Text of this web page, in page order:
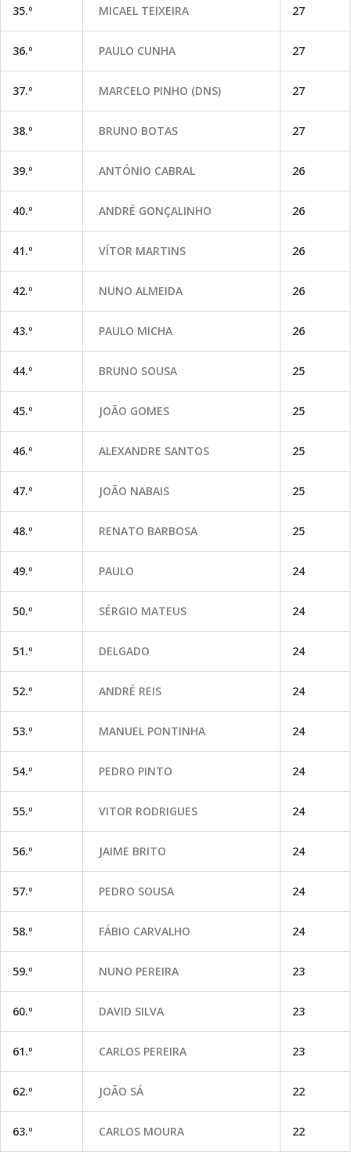
35.º MICAEL TEIXEIRA 27
36.º PAULO CUNHA 27
37.º MARCELO PINHO (DNS) 27
38.º BRUNO BOTAS 27
39.º ANTÓNIO CABRAL 26
40.º ANDRÉ GONÇALINHO 26
41.º VÍTOR MARTINS 26
42.º NUNO ALMEIDA 26
43.º PAULO MICHA 26
44.º BRUNO SOUSA 25
45.º JOÃO GOMES 25
46.º ALEXANDRE SANTOS 25
47.º JOÃO NABAIS 25
48.º RENATO BARBOSA 25
49.º PAULO 24
50.º SÉRGIO MATEUS 24
51.º DELGADO 24
52.º ANDRÉ REIS 24
53.º MANUEL PONTINHA 24
54.º PEDRO PINTO 24
55.º VITOR RODRIGUES 24
56.º JAIME BRITO 24
57.º PEDRO SOUSA 24
58.º FÁBIO CARVALHO 24
59.º NUNO PEREIRA 23
60.º DAVID SILVA 23
61.º CARLOS PEREIRA 23
62.º JOÃO SÁ 22
63.º CARLOS MOURA 22